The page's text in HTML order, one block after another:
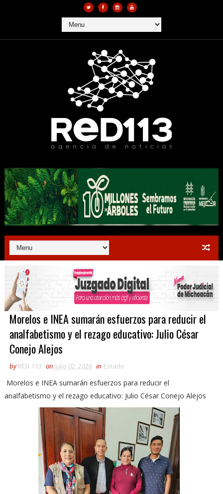
Morelos e INEA sumarán esfuerzos para reducir el
analfabetismo y el rezago educativo: Julio César
Conejo Alejos
by RED 113 on julio 02, 2026 in Estado
Morelos e INEA sumarán esfuerzos para reducir el
analfabetismo y el rezago educativo: Julio César Conejo Alejos